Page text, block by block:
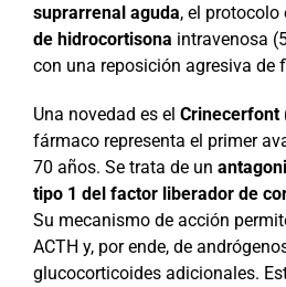
suprarrenal aguda, el protocolo
de hidrocortisona intravenosa
con una reposición agresiva de
Una novedad es el Crinecerfont
fármaco representa el primer
70 años. Se trata de un
tipo 1 del factor liberador de
Su mecanismo de acción
ACTH y, por ende, de
glucocorticoides adicionales.